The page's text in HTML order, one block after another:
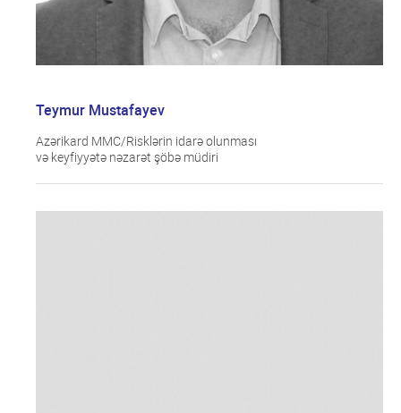
Teymur Mustafayev
Azərikard MMC/Risklərin idarə olunması
və keyfiyyətə nəzarət şöbə müdiri